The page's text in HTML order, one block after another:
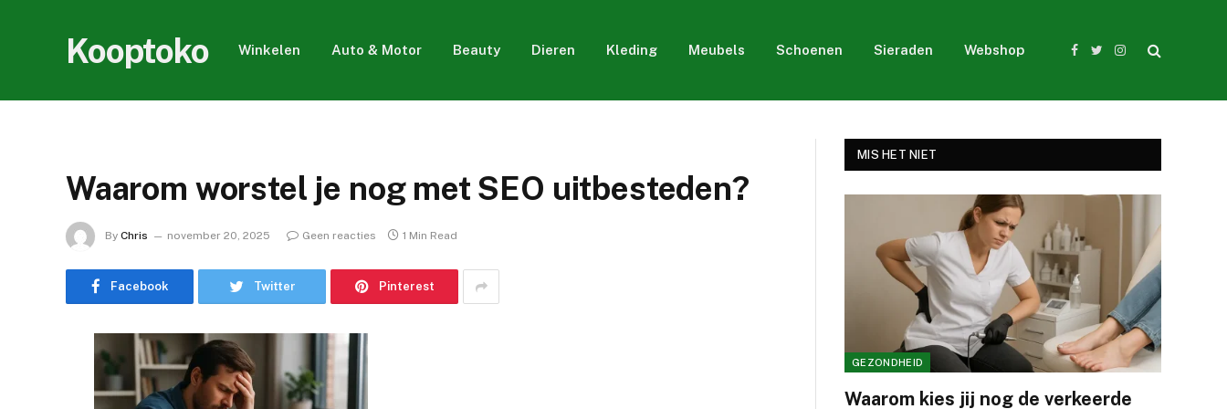
Kooptoko Winkelen Auto & Motor Beauty Dieren Kleding Meubels Schoenen Sieraden Webshop
Facebook
TwitterInstagram
Waarom worstel je nog met SEO uitbesteden?
By Chris november 20, 2025 Geen reacties 1 Min Read
Facebook Twitter Pinterest
MIS HET NIET
GEZONDHEID
Waarom kies jij nog de verkeerde